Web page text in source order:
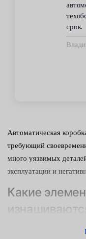
автомобилем
Автоматическая
требующий
много уязвимых
эксплуатации и
Какие
На автомате быстрее